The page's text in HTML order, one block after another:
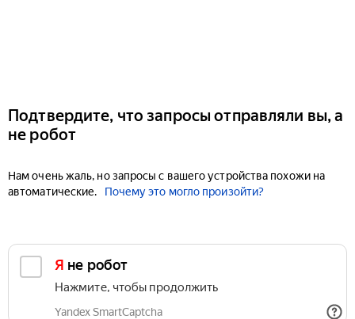
Подтвердите, что запросы отправляли вы, а
не робот
Нам очень жаль, но запросы с вашего устройства похожи на
автоматические.
Почему это могло произойти?
Я не робот
Нажмите, чтобы продолжить
Yandex SmartCaptcha